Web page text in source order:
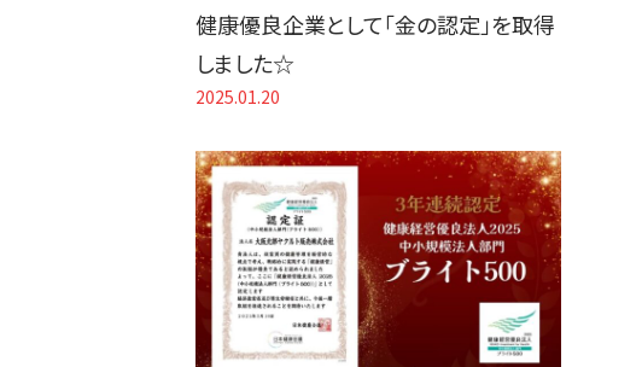
健康優良企業として「金の認定」を取得
しました☆
2025.01.20